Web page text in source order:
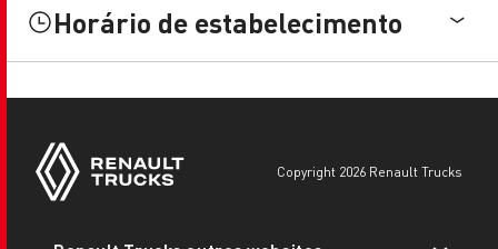
Horário de estabelecimento
copyright 2026 Renault Trucks